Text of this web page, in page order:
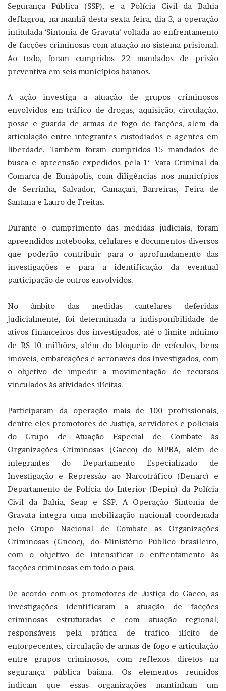
Segurança Pública (SSP), e a Polícia Civil da Bahia
deflagrou, na manhã desta sexta-feira, dia 3, a operação
intitulada ‘Sintonia de Gravata’ voltada ao enfrentamento
de facções criminosas com atuação no sistema prisional.
Ao todo, foram cumpridos 22 mandados de prisão
preventiva em seis municípios baianos.
A ação investiga a atuação de grupos criminosos
envolvidos em tráfico de drogas, aquisição, circulação,
posse e guarda de armas de fogo de facções, além da
articulação entre integrantes custodiados e agentes em
liberdade. Também foram cumpridos 15 mandados de
busca e apreensão expedidos pela 1ª Vara Criminal da
Comarca de Eunápolis, com diligências nos municípios
de Serrinha, Salvador, Camaçari, Barreiras, Feira de
Santana e Lauro de Freitas.
Durante o cumprimento das medidas judiciais, foram
apreendidos notebooks, celulares e documentos diversos
que poderão contribuir para o aprofundamento das
investigações e para a identificação da eventual
participação de outros envolvidos.
No âmbito das medidas cautelares deferidas
judicialmente, foi determinada a indisponibilidade de
ativos financeiros dos investigados, até o limite mínimo
de R$ 10 milhões, além do bloqueio de veículos, bens
imóveis, embarcações e aeronaves dos investigados, com
o objetivo de impedir a movimentação de recursos
vinculados às atividades ilícitas.
Participaram da operação mais de 100 profissionais,
dentre eles promotores de Justiça, servidores e policiais
do Grupo de Atuação Especial de Combate às
Organizações Criminosas (Gaeco) do MPBA, além de
integrantes do Departamento Especializado de
Investigação e Repressão ao Narcotráfico (Denarc) e
Departamento de Polícia do Interior (Depin) da Polícia
Civil da Bahia, Seap e SSP. A Operação Sintonia de
Gravata integra uma mobilização nacional coordenada
pelo Grupo Nacional de Combate às Organizações
Criminosas (Gncoc), do Ministério Público brasileiro,
com o objetivo de intensificar o enfrentamento às
facções criminosas em todo o país.
De acordo com os promotores de Justiça do Gaeco, as
investigações identificaram a atuação de facções
criminosas estruturadas e com atuação regional,
responsáveis pela prática de tráfico ilícito de
entorpecentes, circulação de armas de fogo e articulação
entre grupos criminosos, com reflexos diretos na
segurança pública baiana. Os elementos reunidos
indicam que essas organizações mantinham um